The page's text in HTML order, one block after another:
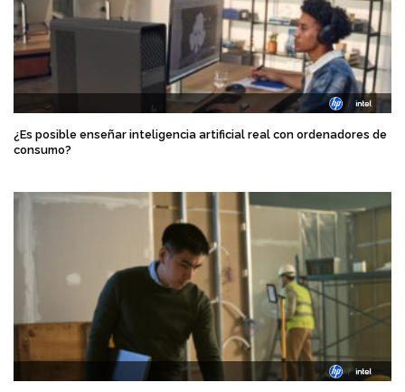
¿Es posible enseñar inteligencia artificial real con ordenadores de
consumo?